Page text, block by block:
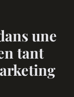
une
tant